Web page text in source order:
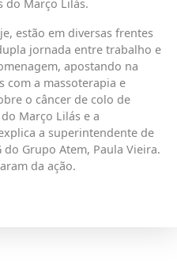
do Março Lilás.
estão em diversas frentes
jornada entre trabalho e
apostando na
com a massoterapia e
o câncer de colo de
Março Lilás e a
a superintendente de
do Grupo Atem, Paula Vieira.
da ação.